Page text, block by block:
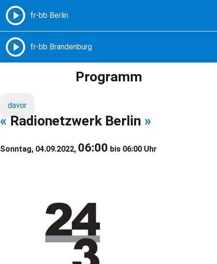
Freie Radios – Berlin Brandenburg
Programm
davor
« Radionetzwerk Berlin »
Sonntag, 04.09.2022, 06:00 bis 06:00 Uhr